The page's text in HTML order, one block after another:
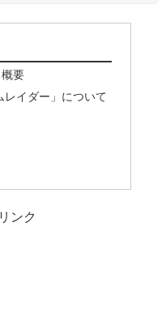
要
レイダー」について
ンク